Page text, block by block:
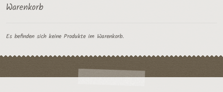
Warenkorb
Es befinden sich keine Produkte im Warenkorb.